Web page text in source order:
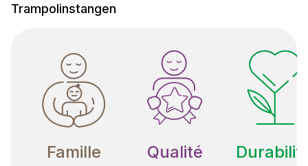
Trampolinstangen
Famille Qualité